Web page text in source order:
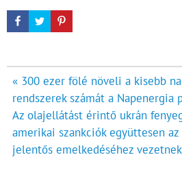
Bejegyzés
navigáció
« 300 ezer fölé növeli a kisebb
rendszerek számát a Napenergia
Az olajellátást érintő ukrán
amerikai szankciók együttesen az
jelentős emelkedéséhez